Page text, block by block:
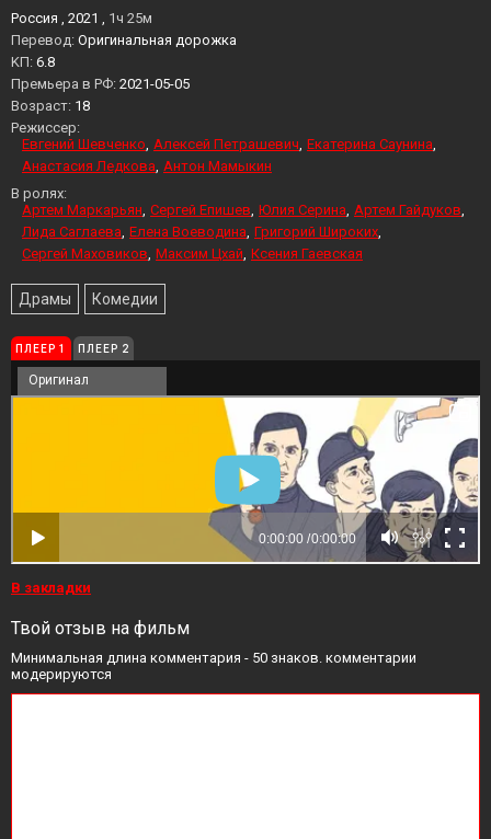
Россия , 2021 , 1ч 25м
Перевод: Оригинальная дорожка
KП: 6.8
Премьера в РФ: 2021-05-05
Возраст: 18
Режиссер:
Евгений Шевченко Алексей Петрашевич Екатерина Саунина
Анастасия Ледкова Антон Мамыкин
В ролях:
Артем Маркарьян Сергей Епишев Юлия Серина Артем Гайдуков
Лида Саглаева Елена Воеводина Григорий Широких
Сергей Маховиков Максим Цхай Ксения Гаевская
Драмы Комедии
ПЛЕЕР 1 ПЛЕЕР 2
Оригинал
В закладки
Твой отзыв на фильм
Минимальная длина комментария - 50 знаков. комментарии
модерируются